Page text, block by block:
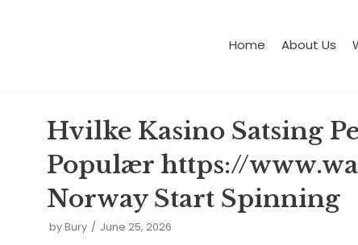
Home About Us
Hvilke Kasino Satsing
Populær https://
Norway Start Spinning
byBury June 25, 2026